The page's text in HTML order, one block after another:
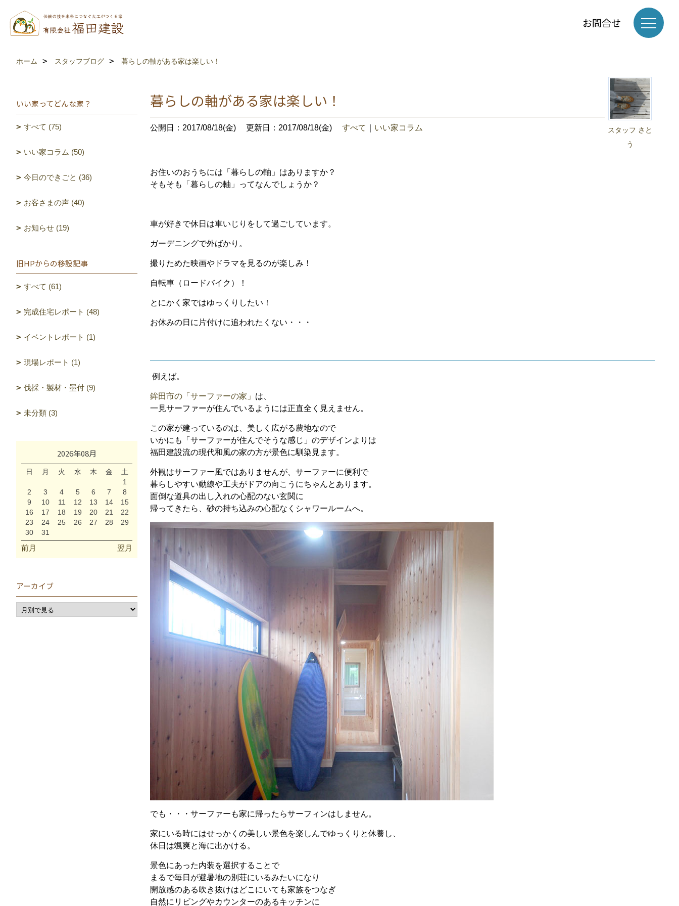
お問合せ
ホーム スタッフブログ 暮らしの軸がある家は楽しい！
スタッフ さと
う
暮らしの軸がある家は楽しい！
公開日：2017/08/18(金) 更新日：2017/08/18(金) すべて いい家コラム
お住いのおうちには「暮らしの軸」はありますか？
そもそも「暮らしの軸」ってなんでしょうか？
車が好きで休日は車いじりをして過ごしています。
ガーデニングで外ばかり。
撮りためた映画やドラマを見るのが楽しみ！
自転車（ロードバイク）！
とにかく家ではゆっくりしたい！
お休みの日に片付けに追われたくない・・・
例えば。
鉾田市の「サーファーの家」 は、
一見サーファーが住んでいるようには正直全く見えません。
この家が建っているのは、美しく広がる農地なので
いかにも「サーファーが住んでそうな感じ」のデザインよりは
福田建設流の現代和風の家の方が景色に馴染見ます。
外観はサーファー風ではありませんが、サーファーに便利で
暮らしやすい動線や工夫がドアの向こうにちゃんとあります。
面倒な道具の出し入れの心配のない玄関に
帰ってきたら、砂の持ち込みの心配なくシャワールームへ。
でも・・・サーファーも家に帰ったらサーフィンはしません。
家にいる時にはせっかくの美しい景色を楽しんでゆっくりと休養し、
休日は颯爽と海に出かける。
景色にあった内装を選択することで
まるで毎日が避暑地の別荘にいるみたいになり
開放感のある吹き抜けはどこにいても家族をつなぎ
自然にリビングやカウンターのあるキッチンに
いい家ってどんな家？
すべて (75)
いい家コラム (50)
今日のできごと (36)
お客さまの声 (40)
お知らせ (19)
旧HPからの移設記事
すべて (61)
完成住宅レポート (48)
イベントレポート (1)
現場レポート (1)
伐採・製材・墨付 (9)
未分類 (3)
2026年08月
日 月 火 水 木 金
土
1
2
3 4 5 6 7
8
9
10 11 12 13 14
15
16
17 18 19 20 21
22
23
24 25 26 27 28
29
30
31
前月 翌月
アーカイブ